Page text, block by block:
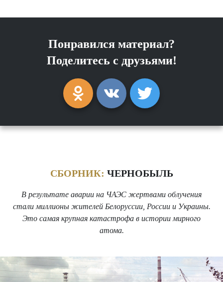
Понравился материал?
Поделитесь с друзьями!
СБОРНИК: ЧЕРНОБЫЛЬ
В результате аварии на ЧАЭС жертвами облучения
стали миллионы жителей Белоруссии, России и Украины.
Это самая крупная катастрофа в истории мирного
атома.